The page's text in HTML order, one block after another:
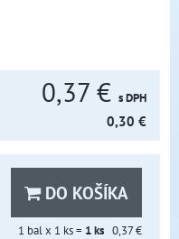
0,37 € s DPH
0,30 €
DO KOŠÍKA
1 bal x 1 ks = 1ks 0,37 €